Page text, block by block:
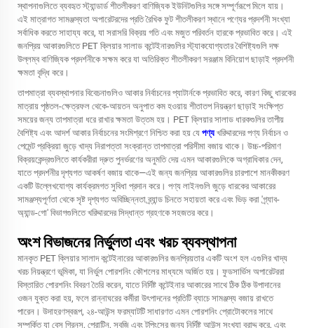
স্থাপনাগুলিতে ব্যবহৃত স্ট্যান্ডার্ড শীতলীকরণ বাণিজ্যিক ইউনিটগুলির সঙ্গে সম্পূর্ণরূপে মিলে যায়।
এই মাত্রাগত সামঞ্জস্যতা অপারেটরদের প্রতি রৈখিক ফুট শীতলীকরণ স্থানে পণ্যের প্রদর্শনী সংখ্যা
সর্বাধিক করতে সাহায্য করে, যা সরাসরি বিক্রয় গতি এবং মজুত পরিবর্তন হারকে প্রভাবিত করে। এই
জনপ্রিয় আকারগুলিতে PET ক্লিয়ার সালাড কন্টেইনারগুলির স্ট্যাকযোগ্যতার বৈশিষ্ট্যগুলি দক্ষ
উল্লম্ব বাণিজ্যিক প্রদর্শনীকে সক্ষম করে যা অতিরিক্ত শীতলীকরণ সরঞ্জাম বিনিয়োগ ছাড়াই প্রদর্শনী
ক্ষমতা বৃদ্ধি করে।
তাপমাত্রা ব্যবস্থাপনার বিবেচনাগুলিও আকার নির্বাচনের প্যাটার্নকে প্রভাবিত করে, কারণ কিছু ধারকের
মাত্রায় পৃষ্ঠতল-ক্ষেত্রফল থেকে-আয়তন অনুপাত কম হওয়ায় শীতাতপ নিয়ন্ত্রণ ছাড়াই সংক্ষিপ্ত
সময়ের জন্য তাপমাত্রা ধরে রাখার ক্ষমতা উত্তম হয়। PET ক্লিয়ার সালাড ধারকগুলির তাপীয়
বৈশিষ্ট্য এবং আদর্শ আকার নির্বাচনের সংমিশ্রণে নিশ্চিত করা হয় যে পণ্যখরিদ্দারদের পণ্য নির্বাচন ও
পেমেন্ট প্রক্রিয়া জুড়ে খাদ্য নিরাপত্তা সংক্রান্ত তাপমাত্রা পরিসীমা বজায় থাকে। উচ্চ-পরিমাণ
বিক্রয়কেন্দ্রগুলিতে কার্যকরীরা দ্রুত পুনর্ভরণের অনুমতি দেয় এমন আকারগুলিকে অগ্রাধিকার দেন,
যাতে প্রদর্শনীর দৃশ্যগত আকর্ষণ বজায় থাকে—এই জন্য জনপ্রিয় আকারগুলির চারপাশে মানকীকরণ
একটি উল্লেখযোগ্য কার্যক্রমগত সুবিধা প্রদান করে। পণ্য লাইনগুলি জুড়ে ধারকের আকারের
সামঞ্জস্যপূর্ণতা থেকে সৃষ্ট দৃশ্যগত অবিচ্ছিন্নতা ব্র্যান্ড চিনতে সহায়তা করে এবং ভিড় করা 'গ্র্যাব-
অ্যান্ড-গো' বিভাগগুলিতে খরিদ্দারদের সিদ্ধান্ত গ্রহণকে সহজতর করে।
অংশ বিভাজনের নির্ভুলতা এবং খরচ ব্যবস্থাপনা
মানকৃত PET ক্লিয়ার সালাদ কন্টেইনারের আকারগুলির জনপ্রিয়তার একটি অংশ হল এগুলির খাদ্য
খরচ নিয়ন্ত্রণে ভূমিকা, যা নির্ভুল পোরশনিং কৌশলের মাধ্যমে অর্জিত হয়। ফুডসার্ভিস অপারেটররা
বিস্তারিত পোরশনিং বিবরণ তৈরি করেন, যাতে নির্দিষ্ট কন্টেইনার আকারের সাথে ঠিক ঠিক উপাদানের
ওজন যুক্ত করা হয়, ফলে রান্নাঘরের কর্মীরা উৎপাদনের প্রতিটি ব্যাচে সামঞ্জস্য বজায় রাখতে
পারেন। উদাহরণস্বরূপ, ২৪-আউন্স ফরম্যাটটি সাধারণত এমন পোরশনিং প্রোটোকলের সাথে
সম্পর্কিত যা বেস গ্রিনস, প্রোটিন, সবজি এবং টপিংসের জন্য নির্দিষ্ট আউন্স সংখ্যা বরাদ্দ করে, এবং